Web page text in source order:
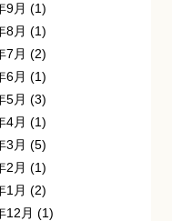
9月 (1)
8月 (1)
7月 (2)
6月 (1)
5月 (3)
4月 (1)
3月 (5)
2月 (1)
1月 (2)
12月 (1)